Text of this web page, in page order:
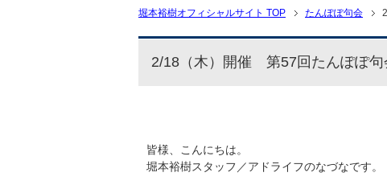
堀本裕樹オフィシャルサイト TOP たんぽぽ句会
2/18（木）開催 第57回たんぽぽ句
皆様、こんにちは。
堀本裕樹スタッフ／アドライフのなづなです。